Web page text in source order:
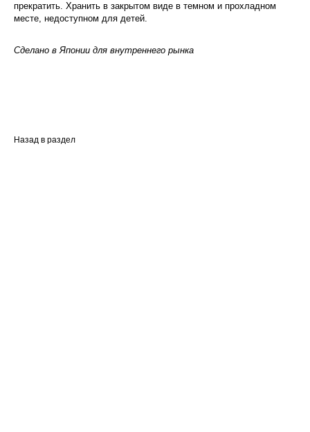
прекратить. Хранить в закрытом виде в темном и прохладном
месте, недоступном для детей.
Сделано в Японии для внутреннего рынка
Назад в раздел